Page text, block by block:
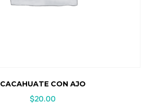
CACAHUATE CON AJO
$20.00